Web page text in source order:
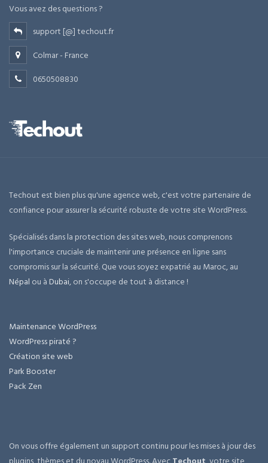
Vous avez des questions ?
support [@] techout.fr
Colmar - France
0650508830
Techout est bien plus qu'une agence web, c'est votre partenaire de
confiance pour assurer la sécurité robuste de votre site WordPress.
Spécialisés dans la protection des sites web, nous comprenons
l'importance cruciale de maintenir une présence en ligne sans
compromis sur la sécurité. Que vous soyez expatrié au Maroc, au
Népal ou àDubai, on s'occupe de tout à distance !
Maintenance WordPress
WordPress piraté ?
Création site web
Park Booster
Pack Zen
On vous offre également un support continu pour les mises à jour des